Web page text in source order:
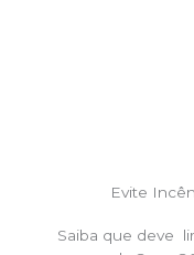
Evite
Saiba que deve